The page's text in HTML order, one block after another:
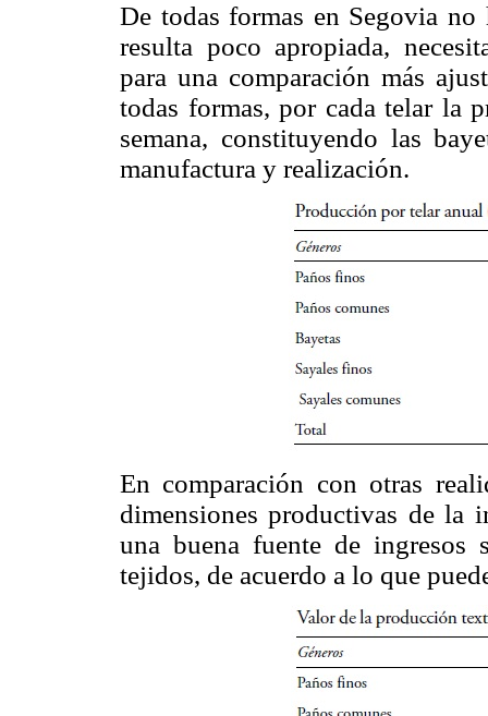
De todas formas en Segovia
resulta poco apropiada,
para una comparación más
todas formas, por cada telar la
semana, constituyendo las
manufactura y realización.
En comparación con otras
dimensiones productivas de la
una buena fuente de ingresos
tejidos, de acuerdo a lo que